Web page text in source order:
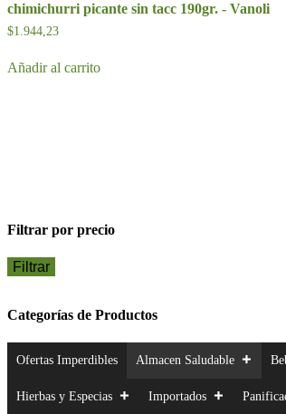
elegir
chimichurri picante sin tacc 190gr. - Vanoli
$1.944,23
Añadir al carrito
Filtrar por precio
Filtrar
Categorías de Productos
Ofertas Imperdibles Almacen Saludable
Hierbas y Especias Importados